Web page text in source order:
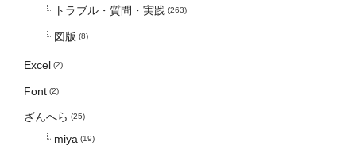
トラブル・質問・実践 (263)
図版 (8)
Excel (2)
Font (2)
ざんへら (25)
miya (19)